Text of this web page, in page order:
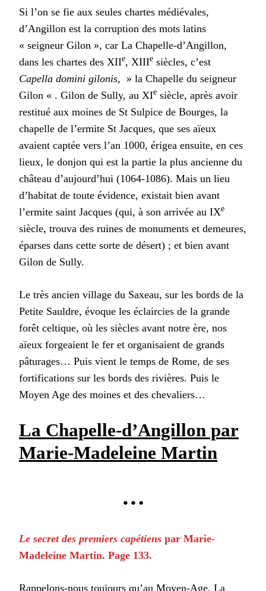
Si l’on se fie aux seules chartes médiévales,
d’Angillon est la corruption des mots latins
« seigneur Gilon », car La Chapelle-d’Angillon,
dans les chartes des XIIe, XIIIe siècles, c’est
Capella domini gilonis, » la Chapelle du seigneur
Gilon « . Gilon de Sully, au XIe siècle, après avoir
restitué aux moines de St Sulpice de Bourges, la
chapelle de l’ermite St Jacques, que ses aïeux
avaient captée vers l’an 1000, érigea ensuite, en ces
lieux, le donjon qui est la partie la plus ancienne du
château d’aujourd’hui (1064-1086). Mais un lieu
d’habitat de toute évidence, existait bien avant
l’ermite saint Jacques (qui, à son arrivée au IXe
siècle, trouva des ruines de monuments et demeures,
éparses dans cette sorte de désert) ; et bien avant
Gilon de Sully.
Le très ancien village du Saxeau, sur les bords de la
Petite Sauldre, évoque les éclaircies de la grande
forêt celtique, où les siècles avant notre ère, nos
aïeux forgeaient le fer et organisaient de grands
pâturages… Puis vient le temps de Rome, de ses
fortifications sur les bords des rivières. Puis le
Moyen Age des moines et des chevaliers…
La Chapelle-d’Angillon par
Marie-Madeleine Martin
…
Le secret des premiers capétiens par Marie-
Madeleine Martin. Page 133.
Rappelons-nous toujours qu’au Moyen-Age, La